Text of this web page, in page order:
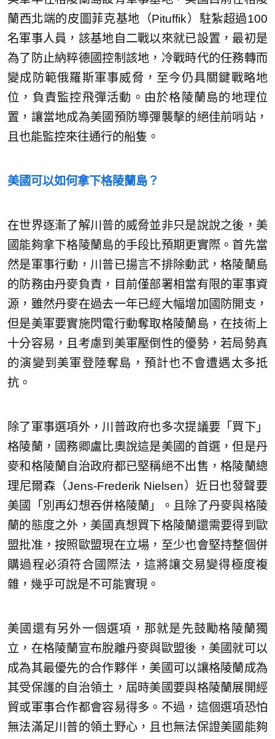
蘭西北端的皮圖菲克基地（Pituffik）駐紮超過100
名軍事人員，該基地自二戰以來就已設置，最初是
為了防止納粹德國控制該地，冷戰時代的任務轉而
變成防範俄羅斯軍事威脅，至今仍具關鍵戰略地
位，負責監控飛彈活動。由於格陵蘭島的地理位
置，讓當地成為美國預防導彈襲擊的絕佳前哨站，
且也能監控來往通行的船隻。
美國可以如何拿下格陵蘭島？
在世界逐漸了解川普的威脅並非只是說說之後，美
國能夠拿下格陵蘭島的手段比預期更實際。首先當
然是軍事行動，川普已揚言不排除動武，格陵蘭島
的防務由丹麥負責，目前僅部署相當有限的軍事資
源，雖然丹麥在過去一年已經大幅增加國防開支，
但是美軍要實施閃電行動奪取格陵蘭島，在技術上
十分容易，且考慮到美軍壓倒性的優勢，若局勢真
的演變到美軍登陸奪島，預計也不會遭遇太多抵
抗。
除了軍事選項外，川普政府也多次提議要「買下」
格陵蘭，國務卿盧比奧說這是美國的首選，但是丹
麥和格陵蘭自治政府都已堅稱絕不出售，格陵蘭總
理尼爾森（Jens-Frederik Nielsen）近日也發聲要
美國「別再幻想吞併格陵蘭」。且除了丹麥與格陵
蘭的態度之外，美國真想買下格陵蘭還需要得到歐
盟批准，按照歐盟現在立場，至少也會堅持整個併
購過程必須符合國際法，這將讓交易變得極度複
雜，幾乎可說是不可能實現。
美國還有另外一個選項，那就是先鼓勵格陵蘭獨
立，在格陵蘭宣布脫離丹麥與歐盟後，美國就可以
成為其最優先的合作夥伴，美國可以讓格陵蘭成為
其受保護的自治領土，屆時美國要與格陵蘭展開經
貿或軍事合作都會容易得多。不過，這個選項恐怕
無法滿足川普的領土野心，且也無法保證美國能夠